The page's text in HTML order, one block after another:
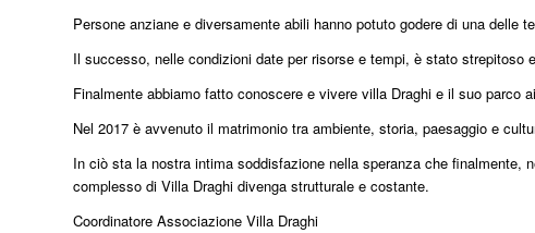
Persone anziane e diversamente abili hanno potuto godere di una delle
Il successo, nelle condizioni date per risorse e tempi, è stato strepitoso
Finalmente abbiamo fatto conoscere e vivere villa Draghi e il suo parco
Nel 2017 è avvenuto il matrimonio tra ambiente, storia, paesaggio e
In ciò sta la nostra intima soddisfazione nella speranza che finalmente,
complesso di Villa Draghi divenga strutturale e costante.
Coordinatore Associazione Villa Draghi